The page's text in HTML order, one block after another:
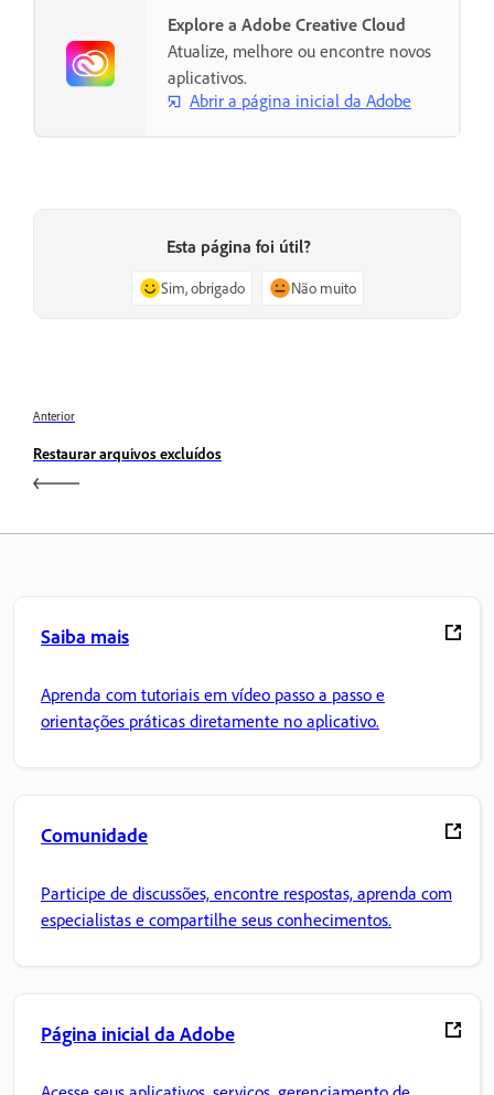
Explore a Adobe Creative Cloud
Atualize, melhore ou encontre novos
aplicativos.
Abrir a página inicial da Adobe
Esta página foi útil?
Sim, obrigado Não muito
Anterior
Restaurar arquivos excluídos
Saiba mais
Aprenda com tutoriais em vídeo passo a passo e
orientações práticas diretamente no aplicativo.
Comunidade
Participe de discussões, encontre respostas, aprenda com
especialistas e compartilhe seus conhecimentos.
Página inicial da Adobe